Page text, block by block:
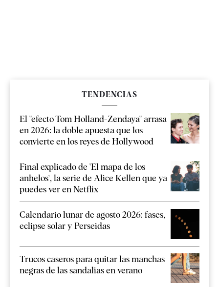
TENDENCIAS
El "efecto Tom Holland-Zendaya" arrasa
en 2026: la doble apuesta que los
convierte en los reyes de Hollywood
Final explicado de 'El mapa de los
anhelos', la serie de Alice Kellen que ya
puedes ver en Netflix
Calendario lunar de agosto 2026: fases,
eclipse solar y Perseidas
Trucos caseros para quitar las manchas
negras de las sandalias en verano